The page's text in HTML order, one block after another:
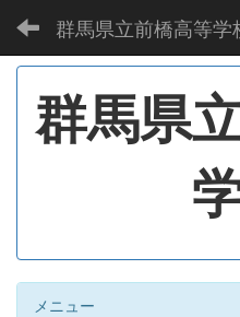
群馬県立前橋高等学
群馬県
メニュー